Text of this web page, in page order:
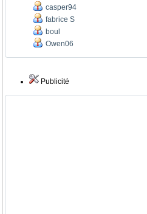
casper94
fabrice S
boul
Owen06
Publicité